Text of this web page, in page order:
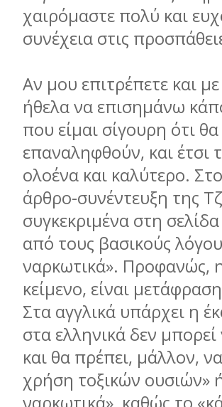
χαιρόµαστε πολύ και
συνέχεια στις
Αν µου επιτρέπετε και
ήθελα να επισηµάνω
που είµαι σίγουρη ότι
επαναληφθούν, και έτσι
ολοένα και καλύτερο.
άρθρο-συνέντευξη της
συγκεκριµένα στη
από τους βασικούς
ναρκωτικά». Προφανώς,
κείµενο, είναι
Στα αγγλικά υπάρχει η
στα ελληνικά δεν
και θα πρέπει, µάλλον,
χρήση τοξικών ουσιών»